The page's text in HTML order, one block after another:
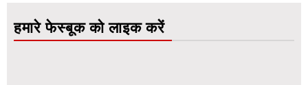
हमारे फेस्बूक को लाइक करें